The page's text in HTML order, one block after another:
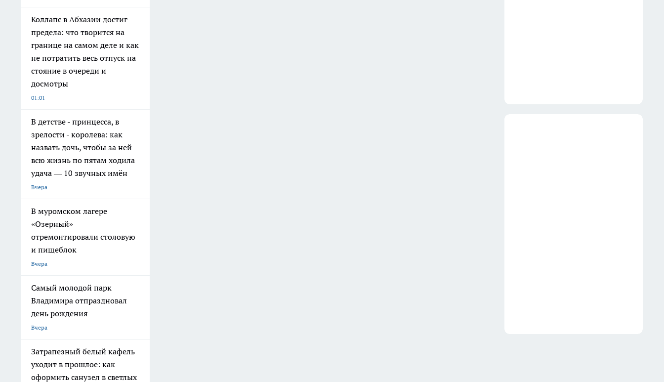
Коллапс в Абхазии достиг
предела: что творится на
границе на самом деле и как
не потратить весь отпуск на
стояние в очереди и
досмотры
01:01
В детстве - принцесса, в
зрелости - королева: как
назвать дочь, чтобы за ней
всю жизнь по пятам ходила
удача — 10 звучных имён
Вчера
В муромском лагере
«Озерный»
отремонтировали столовую
и пищеблок
Вчера
Самый молодой парк
Владимира отпраздновал
день рождения
Вчера
Затрапезный белый кафель
уходит в прошлое: как
оформить санузел в светлых